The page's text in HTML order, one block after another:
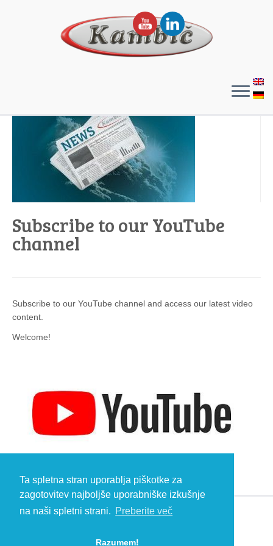
Ta spletna stran uporablja piškotke za
zagotovitev najboljše uporabniške izkušnje
na naši spletni strani. Preberite več
Razumem!
Subscribe to our YouTube
channel
Subscribe to our YouTube channel and access our latest video
content.
Welcome!
HEADQUARTERS: T: +386 (0)7 35 65 220, F: +386 (0)7 35 65 232, E: